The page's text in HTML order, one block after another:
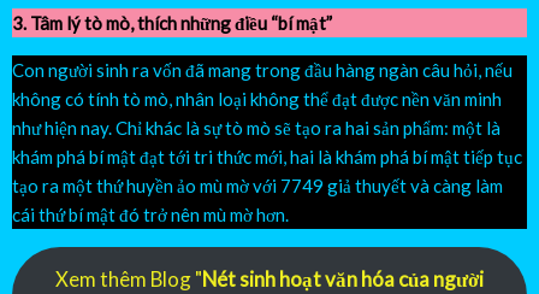
3. Tâm lý tò mò, thích những điều “bí mật”
Con người sinh ra vốn đã mang trong đầu hàng ngàn câu hỏi, nếu
không có tính tò mò, nhân loại không thể đạt được nền văn minh
như hiện nay. Chỉ khác là sự tò mò sẽ tạo ra hai sản phẩm: một là
khám phá bí mật đạt tới tri thức mới, hai là khám phá bí mật tiếp tục
tạo ra một thứ huyền ảo mù mờ với 7749 giả thuyết và càng làm
cái thứ bí mật đó trở nên mù mờ hơn.
Xem thêm Blog "Nét sinh hoạt văn hóa của người